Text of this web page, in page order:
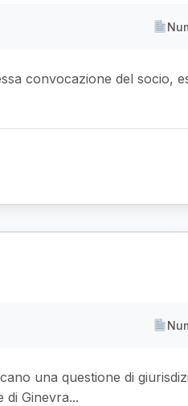
convocazione del socio,
una questione di
di Ginevra...